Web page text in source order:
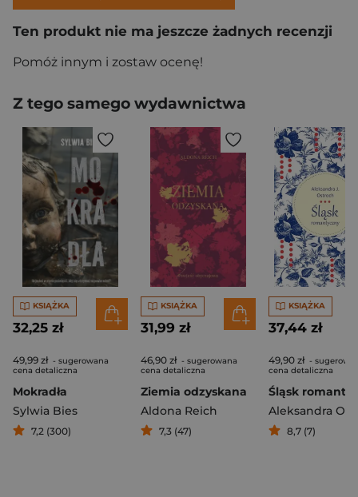
Ten produkt nie ma jeszcze żadnych recenzji
Pomóż innym i zostaw ocenę!
Z tego samego wydawnictwa
KSIĄŻKA
32,25 zł
49,99 zł - sugerowana
cena detaliczna
Mokradła
Sylwia Bies
7,2 (300)
KSIĄŻKA
31,99 zł
46,90 zł - sugerowana
cena detaliczna
Ziemia odzyskana
Aldona Reich
7,3 (47)
KSIĄŻKA
37,44 zł
49,90 zł -
cena detaliczna
Śląsk
Aleksandra
8,7 (7)